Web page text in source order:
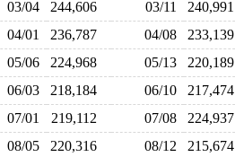
03/04 244,606 03/11
04/01 236,787 04/08
05/06 224,968 05/13
06/03 218,184 06/10
07/01 219,112 07/08
08/05 220,316 08/12